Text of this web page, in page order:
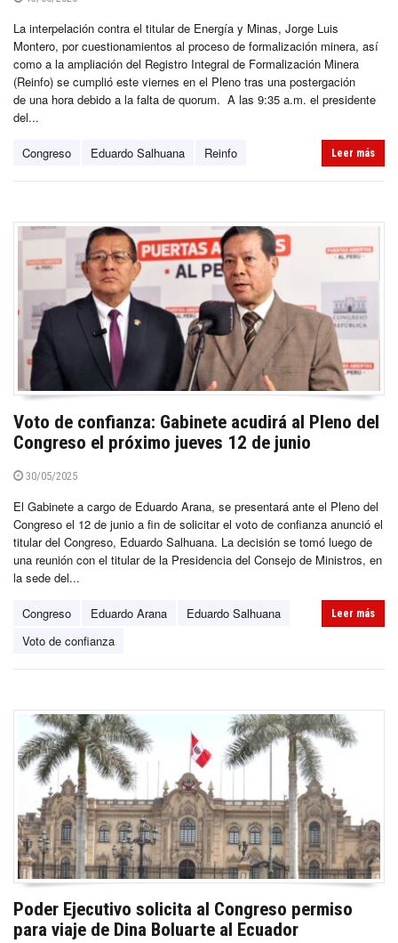
La interpelación contra el titular de Energía y Minas, Jorge Luis
Montero, por cuestionamientos al proceso de formalización minera, así
como a la ampliación del Registro Integral de Formalización Minera
(Reinfo) se cumplió este viernes en el Pleno tras una postergación
de una hora debido a la falta de quorum. A las 9:35 a.m. el presidente
del...
Congreso Eduardo Salhuana Reinfo Leer más
Voto de confianza: Gabinete acudirá al Pleno del
Congreso el próximo jueves 12 de junio
30/05/2025
El Gabinete a cargo de Eduardo Arana, se presentará ante el Pleno del
Congreso el 12 de junio a fin de solicitar el voto de confianza anunció el
titular del Congreso, Eduardo Salhuana. La decisión se tomó luego de
una reunión con el titular de la Presidencia del Consejo de Ministros, en
la sede del...
Congreso Eduardo Arana
Eduardo Salhuana
Voto de confianza
Leer más
Poder Ejecutivo solicita al Congreso permiso
para viaje de Dina Boluarte al Ecuador